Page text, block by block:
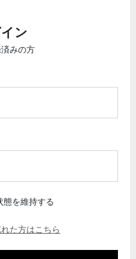
ン
みの方
態を維持する
た方はこちら